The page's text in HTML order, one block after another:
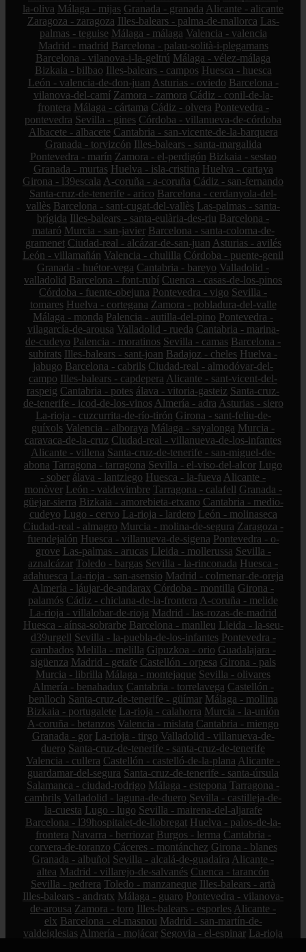
la-oliva Málaga - mijas Granada - granada Alicante - alicante
Zaragoza - zaragoza Illes-balears - palma-de-mallorca Las-
palmas - teguise Málaga - málaga Valencia - valencia
Madrid - madrid Barcelona - palau-solità-i-plegamans
Barcelona - vilanova-i-la-geltrú Málaga - vélez-málaga
Bizkaia - bilbao Illes-balears - campos Huesca - huesca
León - valencia-de-don-juan Asturias - oviedo Barcelona -
vilanova-del-camí Zamora - zamora Cádiz - conil-de-la-
frontera Málaga - cártama Cádiz - olvera Pontevedra -
pontevedra Sevilla - gines Córdoba - villanueva-de-córdoba
Albacete - albacete Cantabria - san-vicente-de-la-barquera
Granada - torvizcón Illes-balears - santa-margalida
Pontevedra - marín Zamora - el-perdigón Bizkaia - sestao
Granada - murtas Huelva - isla-cristina Huelva - cartaya
Girona - l39escala A-coruña - a-coruña Cádiz - san-fernando
Santa-cruz-de-tenerife - arico Barcelona - cerdanyola-del-
vallès Barcelona - sant-cugat-del-vallès Las-palmas - santa-
brígida Illes-balears - santa-eulària-des-riu Barcelona -
mataró Murcia - san-javier Barcelona - santa-coloma-de-
gramenet Ciudad-real - alcázar-de-san-juan Asturias - avilés
León - villamañán Valencia - chulilla Córdoba - puente-genil
Granada - huétor-vega Cantabria - bareyo Valladolid -
valladolid Barcelona - font-rubí Cuenca - casas-de-los-pinos
Córdoba - fuente-obejuna Pontevedra - vigo Sevilla -
tomares Huelva - cortegana Zamora - pobladura-del-valle
Málaga - monda Palencia - autilla-del-pino Pontevedra -
vilagarcía-de-arousa Valladolid - rueda Cantabria - marina-
de-cudeyo Palencia - moratinos Sevilla - camas Barcelona -
subirats Illes-balears - sant-joan Badajoz - cheles Huelva -
jabugo Barcelona - cabrils Ciudad-real - almodóvar-del-
campo Illes-balears - capdepera Alicante - sant-vicent-del-
raspeig Cantabria - potes álava - vitoria-gasteiz Santa-cruz-
de-tenerife - icod-de-los-vinos Almería - adra Asturias - siero
La-rioja - cuzcurrita-de-río-tirón Girona - sant-feliu-de-
guíxols Valencia - alboraya Málaga - sayalonga Murcia -
caravaca-de-la-cruz Ciudad-real - villanueva-de-los-infantes
Alicante - villena Santa-cruz-de-tenerife - san-miguel-de-
abona Tarragona - tarragona Sevilla - el-viso-del-alcor Lugo
- sober álava - lantziego Huesca - la-fueva Alicante -
monòver León - valdevimbre Tarragona - calafell Granada -
güejar-sierra Bizkaia - amorebieta-etxano Cantabria - medio-
cudeyo Lugo - cervo La-rioja - lardero León - molinaseca
Ciudad-real - almagro Murcia - molina-de-segura Zaragoza -
fuendejalón Huesca - villanueva-de-sigena Pontevedra - o-
grove Las-palmas - arucas Lleida - mollerussa Sevilla -
aznalcázar Toledo - bargas Sevilla - la-rinconada Huesca -
adahuesca La-rioja - san-asensio Madrid - colmenar-de-oreja
Almería - láujar-de-andarax Córdoba - montilla Girona -
palamós Cádiz - chiclana-de-la-frontera A-coruña - melide
La-rioja - villalobar-de-rioja Madrid - las-rozas-de-madrid
Huesca - aínsa-sobrarbe Barcelona - manlleu Lleida - la-seu-
d39urgell Sevilla - la-puebla-de-los-infantes Pontevedra -
cambados Melilla - melilla Gipuzkoa - orio Guadalajara -
sigüenza Madrid - getafe Castellón - orpesa Girona - pals
Murcia - librilla Málaga - montejaque Sevilla - olivares
Almería - benahadux Cantabria - torrelavega Castellón -
benlloch Santa-cruz-de-tenerife - güímar Málaga - mollina
Bizkaia - portugalete La-rioja - calahorra Murcia - la-unión
A-coruña - betanzos Valencia - mislata Cantabria - miengo
Granada - gor La-rioja - tirgo Valladolid - villanueva-de-
duero Santa-cruz-de-tenerife - santa-cruz-de-tenerife
Valencia - cullera Castellón - castelló-de-la-plana Alicante -
guardamar-del-segura Santa-cruz-de-tenerife - santa-úrsula
Salamanca - ciudad-rodrigo Málaga - estepona Tarragona -
cambrils Valladolid - laguna-de-duero Sevilla - castilleja-de-
la-cuesta Lugo - lugo Sevilla - mairena-del-aljarafe
Barcelona - l39hospitalet-de-llobregat Huelva - palos-de-la-
frontera Navarra - berriozar Burgos - lerma Cantabria -
corvera-de-toranzo Cáceres - montánchez Girona - blanes
Granada - albuñol Sevilla - alcalá-de-guadaíra Alicante -
altea Madrid - villarejo-de-salvanés Cuenca - tarancón
Sevilla - pedrera Toledo - manzaneque Illes-balears - artà
Illes-balears - andratx Málaga - guaro Pontevedra - vilanova-
de-arousa Zamora - toro Illes-balears - esporles Alicante -
elx Barcelona - el-masnou Madrid - san-martín-de-
valdeiglesias Almería - mojácar Segovia - el-espinar La-rioja